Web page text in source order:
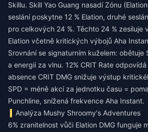
Skillu. Skill Yao Guang nasadí Zónu
seslání poskytne 12 % Elation, druhé
pro celkových 24 %. Těchto 24 % zesiluje
Elation včetně kritických výbojů Aha
Srovnání se signaturním kuželem: obětuje
a energii za vlnu. 12% CRIT Rate
absence CRIT DMG snižuje výstup
SPD = méně akcí za jednotku času =
Punchline, snížená frekvence Aha Instant.
Analýza Mushy Shroomy's Adventures
6% zranitelnost vůči Elation DMG funguje